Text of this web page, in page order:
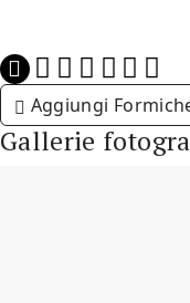
Aggiungi
Gallerie